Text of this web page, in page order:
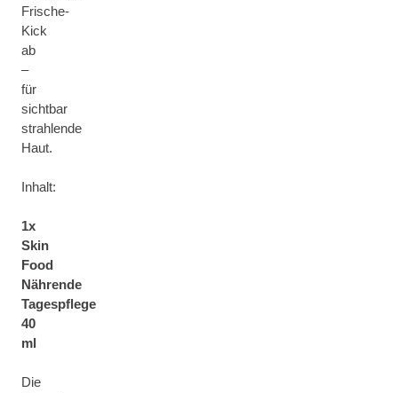
Frische-
Kick
ab
–
für
sichtbar
strahlende
Haut.
Inhalt:
1x
Skin
Food
Nährende
Tagespflege
40
ml
Die